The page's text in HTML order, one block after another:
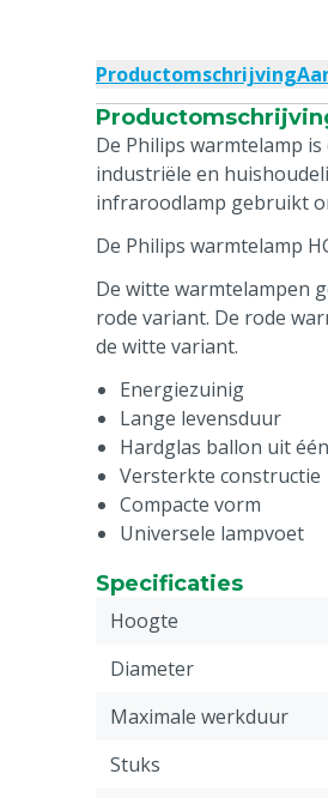
Productomschrijving
De Philips warmtelamp
industriële en
infraroodlamp gebruikt
De Philips warmtelamp
De witte warmtelampen
rode variant. De rode
de witte variant.
Energiezuinig
Lange levensduur
Hardglas ballon uit
Versterkte constructie
Compacte vorm
Universele lampvoet
Specificaties
Hoogte
Diameter
Maximale werkduur
Stuks